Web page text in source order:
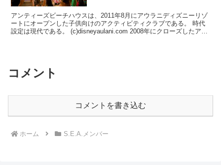
アンティーズビーチハウスは、2011年8月にアウラニディズニーリゾ
ートにオープンした子供向けのアクティビティクラブである。 時代
設定は現代である。 (c)disneyaulani.com 2008年にクローズしたアド
コメント
コメントを書き込む
ホーム S.E.A.メンバー